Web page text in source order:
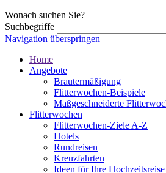
Wonach suchen Sie?
Suchbegriffe
Navigation überspringen
Home
Angebote
Brautermäßigung
Flitterwochen-Beispiele
Maßgeschneiderte
Flitterwochen
Flitterwochen-Ziele A-Z
Hotels
Rundreisen
Kreuzfahrten
Ideen für Ihre Hochzeitsreise